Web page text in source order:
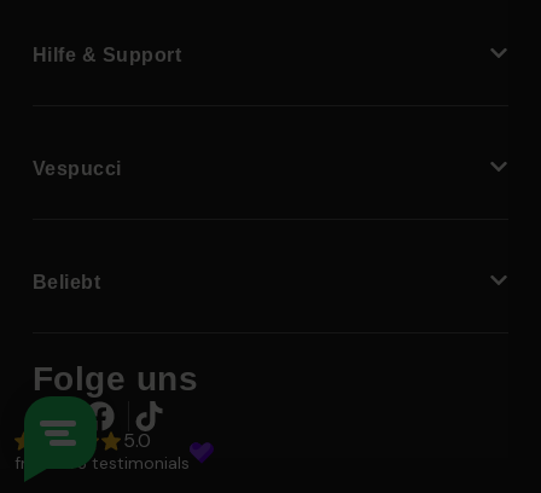
Hilfe & Support
Vespucci
Beliebt
Folge uns